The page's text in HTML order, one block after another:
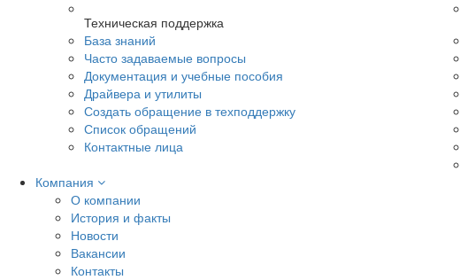
Техническая поддержка
База знаний
Часто задаваемые вопросы
Документация и учебные пособия
Драйвера и утилиты
Создать обращение в техподдержку
Список обращений
Контактные лица
Компания
О компании
История и факты
Новости
Вакансии
Контакты